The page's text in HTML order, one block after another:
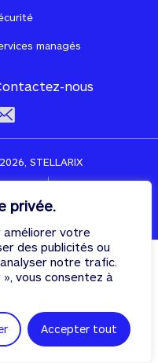
privée.
améliorer votre
des publicités ou
notre trafic.
vous consentez à
Accepter tout
managés
nous
STELLARIX
♡byPULSE